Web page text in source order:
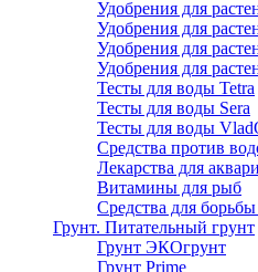
Удобрения для
Удобрения для
Удобрения для
Удобрения для
Тесты для воды Tetra
Тесты для воды Sera
Тесты для воды
Средства против
Лекарства для
Витамины для рыб
Средства для
Грунт. Питательный грунт
Грунт ЭКОгрунт
Грунт Prime